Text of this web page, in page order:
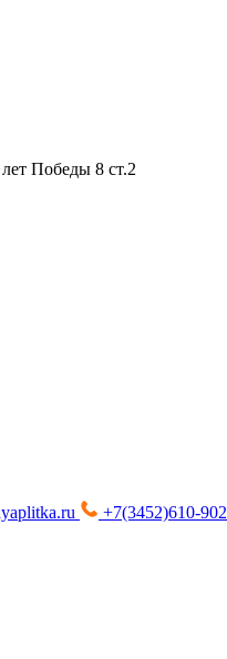
Победы 8 ст.2
+7(3452)610-902